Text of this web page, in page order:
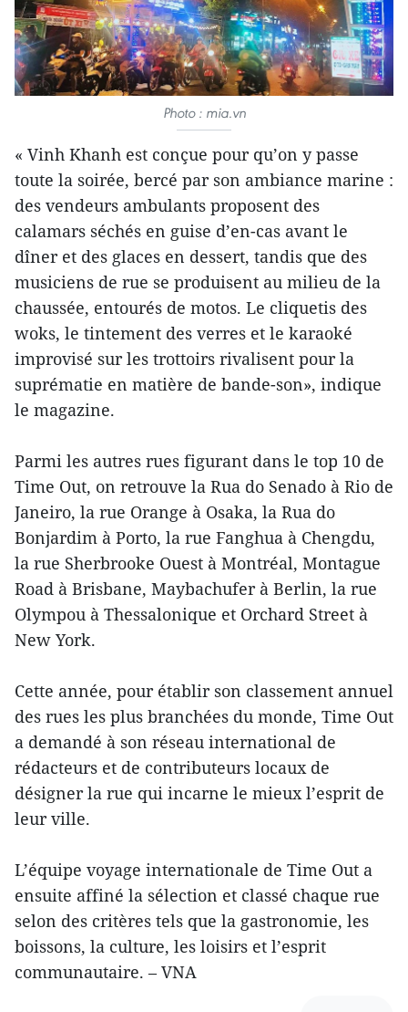
Photo : mia.vn
« Vinh Khanh est conçue pour qu’on y passe
toute la soirée, bercé par son ambiance marine :
des vendeurs ambulants proposent des
calamars séchés en guise d’en-cas avant le
dîner et des glaces en dessert, tandis que des
musiciens de rue se produisent au milieu de la
chaussée, entourés de motos. Le cliquetis des
woks, le tintement des verres et le karaoké
improvisé sur les trottoirs rivalisent pour la
suprématie en matière de bande-son», indique
le magazine.
Parmi les autres rues figurant dans le top 10 de
Time Out, on retrouve la Rua do Senado à Rio de
Janeiro, la rue Orange à Osaka, la Rua do
Bonjardim à Porto, la rue Fanghua à Chengdu,
la rue Sherbrooke Ouest à Montréal, Montague
Road à Brisbane, Maybachufer à Berlin, la rue
Olympou à Thessalonique et Orchard Street à
New York.
Cette année, pour établir son classement annuel
des rues les plus branchées du monde, Time Out
a demandé à son réseau international de
rédacteurs et de contributeurs locaux de
désigner la rue qui incarne le mieux l’esprit de
leur ville.
L’équipe voyage internationale de Time Out a
ensuite affiné la sélection et classé chaque rue
selon des critères tels que la gastronomie, les
boissons, la culture, les loisirs et l’esprit
communautaire. – VNA